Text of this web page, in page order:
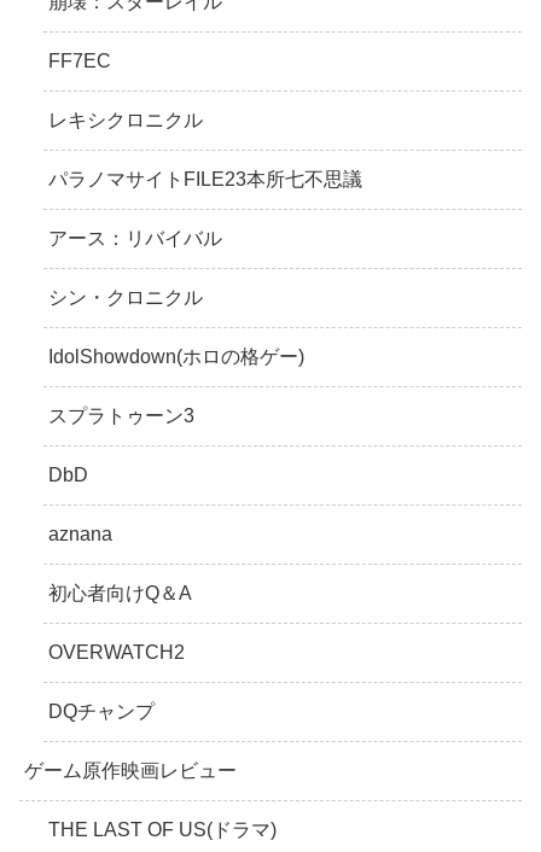
FF7EC
レキシクロニクル
パラノマサイトFILE23本所七不思議
アース：リバイバル
シン・クロニクル
IdolShowdown(ホロの格ゲー)
スプラトゥーン3
DbD
aznana
初心者向けQ＆A
OVERWATCH2
DQチャンプ
ゲーム原作映画レビュー
THE LAST OF US(ドラマ)